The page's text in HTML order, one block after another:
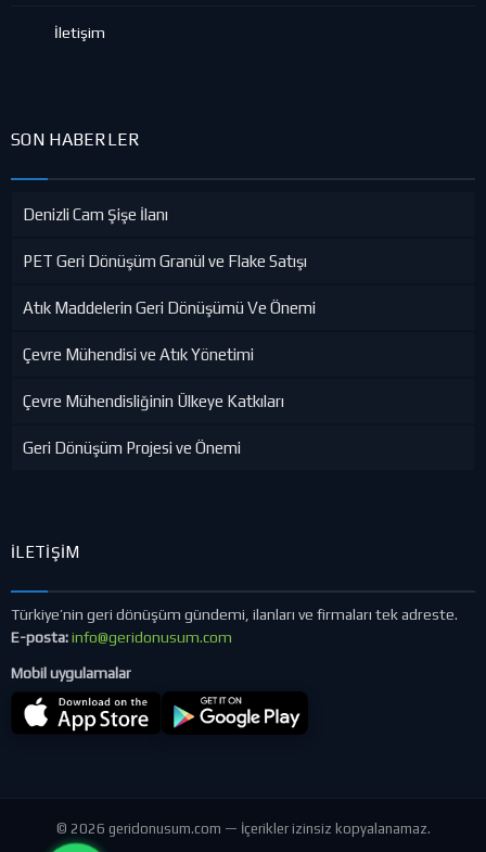
İletişim
SON HABERLER
Denizli Cam Şişe İlanı
PET Geri Dönüşüm Granül ve Flake Satışı
Atık Maddelerin Geri Dönüşümü Ve Önemi
Çevre Mühendisi ve Atık Yönetimi
Çevre Mühendisliğinin Ülkeye Katkıları
Geri Dönüşüm Projesi ve Önemi
İLETIŞIM
Türkiye’nin geri dönüşüm gündemi, ilanları ve firmaları tek adreste.
E-posta:info@geridonusum.com
Mobil uygulamalar
© 2026 geridonusum.com — İçerikler izinsiz kopyalanamaz.